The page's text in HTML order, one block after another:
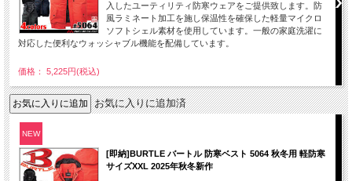
入したユーティリティ防寒ウェアをご提供致します。防
風ラミネート加工を施し保温性を確保した軽量マイクロ
ソフトシェル素材を使用しています。一般の家庭洗濯に
対応した便利なウォッシャブル機能を配備しています。
価格： 5,225円(税込)
お気に入りに追加済
NEW
[即納]BURTLE バートル 防寒ベスト 5064 秋冬用 軽防寒
サイズXXL 2025年秋冬新作